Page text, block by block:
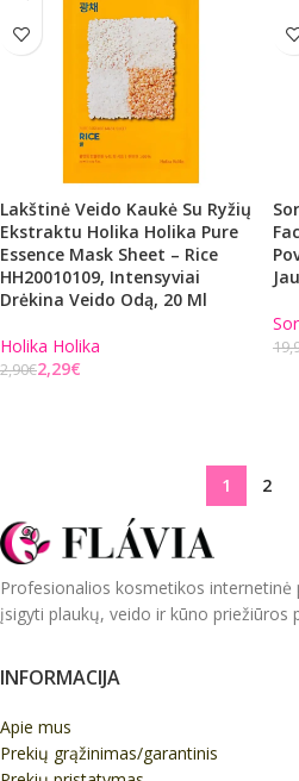
Lakštinė Veido Kaukė Su Ryžių
Ekstraktu Holika Holika Pure
Essence Mask Sheet – Rice
HH20010109, Intensyviai
Drėkina Veido Odą, 20 Ml
Holika Holika
2,90€2,29€
1 2
Profesionalios kosmetikos
įsigyti plaukų, veido ir kūno priežiūros
INFORMACIJA
Apie mus
Prekių grąžinimas/garantinis